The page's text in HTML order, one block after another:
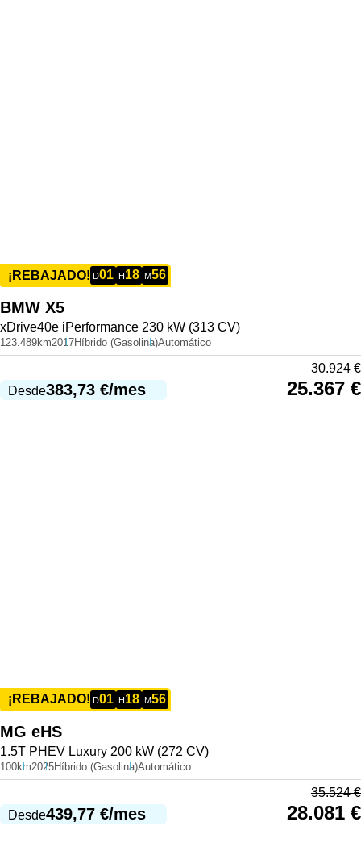
¡REBAJADO! D01 H 18 M56
BMW X5
xDrive40e iPerformance 230 kW (313 CV)
123.489km2017Híbrido (Gasolina)Automático
Desde383,73 €/mes
30.924€
25.367 €
¡REBAJADO! D01 H18 M56
MG eHS
1.5T PHEV Luxury 200 kW (272 CV)
100km2025Híbrido (Gasolina)Automático
Desde439,77 €/mes
35.524€
28.081 €